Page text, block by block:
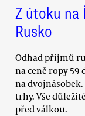
Z útoku
Rusko
Odhad příjmů
na ceně ropy
na
trhy. Vše
před válkou.